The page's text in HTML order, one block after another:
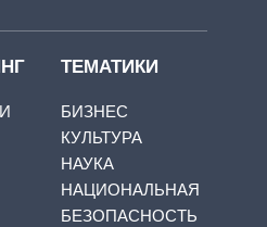
ТЕМАТИКИ
БИЗНЕС
КУЛЬТУРА
НАУКА
НАЦИОНАЛЬНАЯ
БЕЗОПАСНОСТЬ